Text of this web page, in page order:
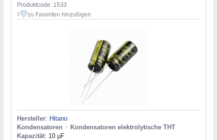
Produktcode: 1533
1 zu Favoriten hinzufügen
Hersteller: Hitano
Kondensatoren > Kondensatoren elektrolytische THT
Kapazität: 10 µF